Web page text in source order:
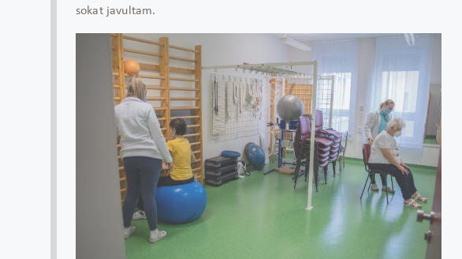
sokat javultam.